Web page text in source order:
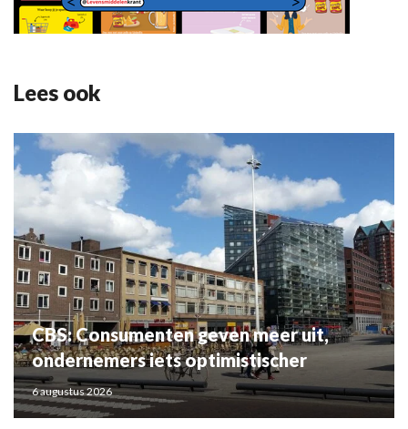
Lees ook
CBS: Consumenten geven meer uit,
ondernemers iets optimistischer
6 augustus 2026